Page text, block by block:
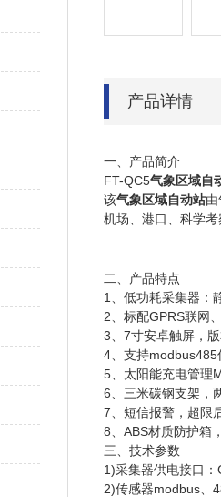
产品详情
一、产品简介
FT-QC5气象区域自
该气象区域自动站
机场、港口、科学
二、产品特点
1
、低功耗采集器：
2 、标配GPRS联网
3
7寸安卓触屏，
4 、支持modbus485
5 、太阳能充电管理
6 、三米碳钢支架，
7 、短信报警，超
8
ABS材质防护箱
三、技术参数
1)采集器供电接口：
2)传感器modbus